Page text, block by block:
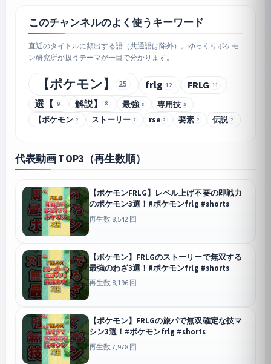
このチャンネルのよく使うキーワード
直近のタイトルに頻出する語（共通語は除外）。ゆっくりポケモ
ン研究所が扱うテーマが一目で分かります。
【ポケモン】 25 frlg 12 FRLG 11
選【 9 解説】 8 最強 3 専用技 2
【ポケモン 2 ストーリー 2 rse 2 要素 2 伝説 2
代表動画 TOP3（再生数順）
【ポケモンFRLG】レベル上げ不要の即戦力
のポケモン3選！#ポケモンfrlg #shorts
再生数 8,542 回
【ポケモン】FRLGのストーリーで無双する
最強のわざ3選！#ポケモンfrlg #shorts
再生数 8,196 回
【ポケモン】FRLGの旅パで無双確定な技マ
シン3選！#ポケモンfrlg #shorts
再生数 7,978 回